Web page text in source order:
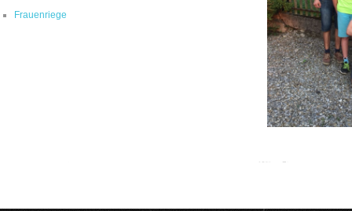
Frauenriege